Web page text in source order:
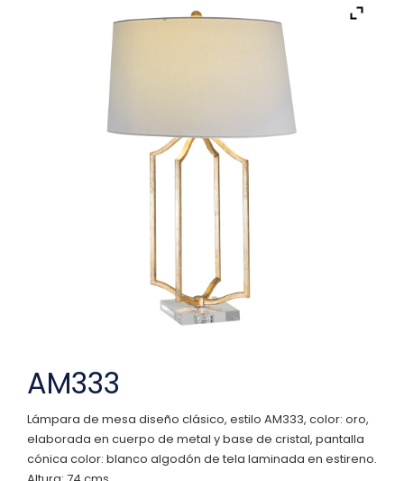
AM333
Lámpara de mesa diseño clásico, estilo AM333, color: oro,
elaborada en cuerpo de metal y base de cristal, pantalla
cónica color: blanco algodón de tela laminada en estireno.